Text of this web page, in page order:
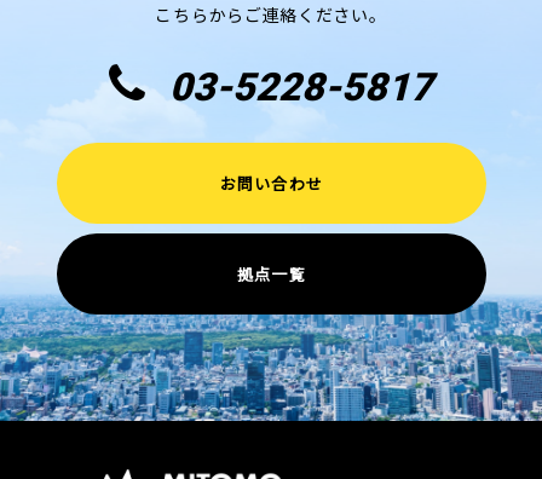
こちらからご連絡ください。
03-5228-5817
お問い合わせ
拠点一覧